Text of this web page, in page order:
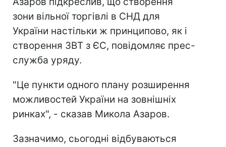
зони вільної торгівлі в СНД для
України настільки ж принципово, як і
створення ЗВТ з ЄС, повідомляє прес-
служба уряду.
"Це пункти одного плану розширення
можливостей України на зовнішніх
ринках", - сказав Микола Азаров.
Зазначимо, сьогодні відбуваються